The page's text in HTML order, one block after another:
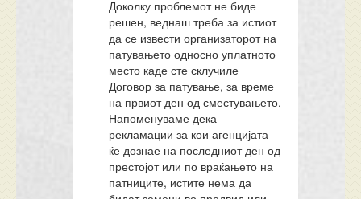
Доколку проблемот не биде
решен, веднаш треба за истиот
да се извести организаторот на
патувањето односно уплатното
место каде сте склучиле
Договор за патување, за време
на првиот ден од сместувањето.
Напоменуваме дека
рекламации за кои агенцијата
ќе дознае на последниот ден од
престојот или по враќањето на
патниците, истите нема да